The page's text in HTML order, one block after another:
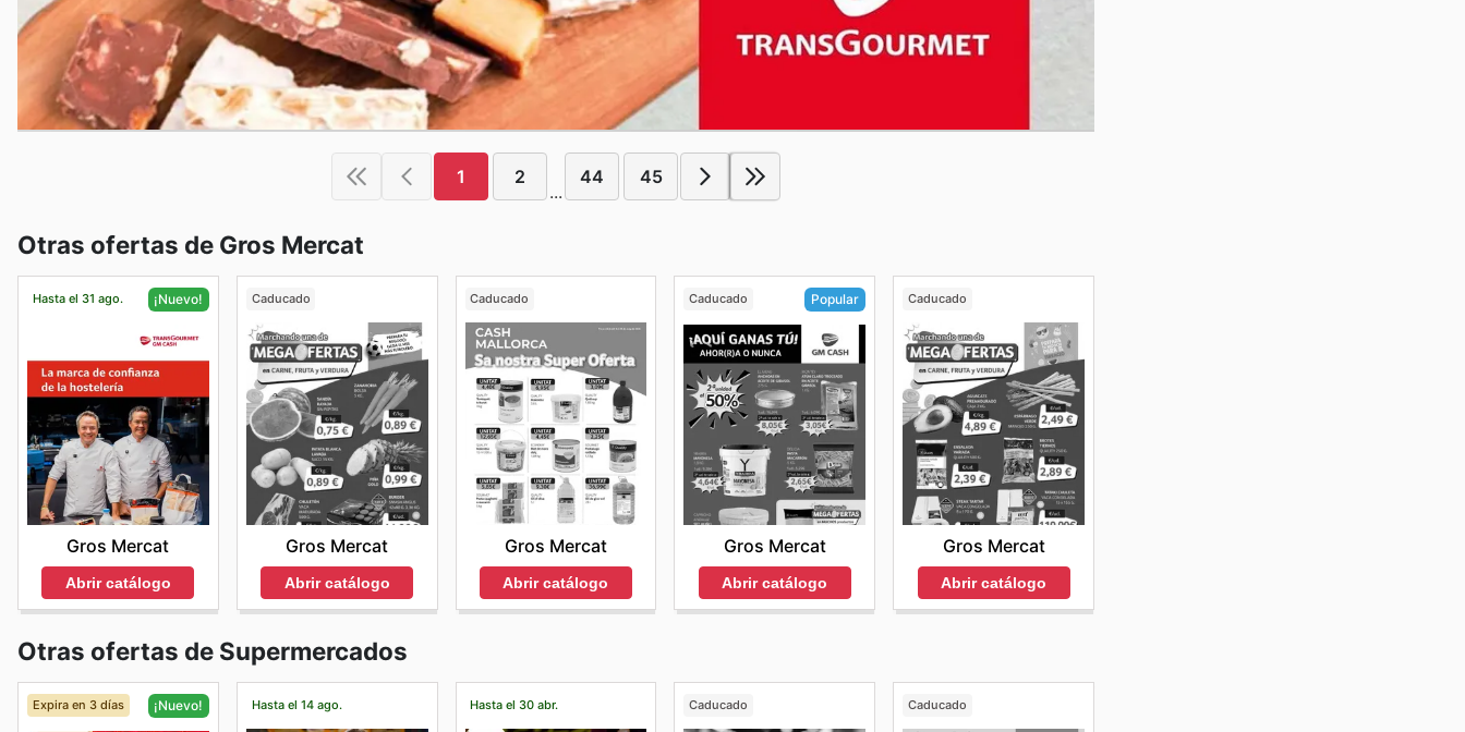
1 2
...
44 45
Otras ofertas de Gros Mercat
Hasta el 31 ago. ¡Nuevo!
Gros Mercat
Abrir catálogo
Caducado
Gros Mercat
Abrir catálogo
Caducado
Gros Mercat
Abrir catálogo
Caducado Popular
Gros Mercat
Abrir catálogo
Caducado
Gros Mercat
Abrir catálogo
Otras ofertas de Supermercados
Expira en 3 días ¡Nuevo! Hasta el 14 ago. Hasta el 30 abr. Caducado Caducado